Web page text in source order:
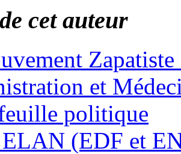
cet auteur
et
politique
(EDF et